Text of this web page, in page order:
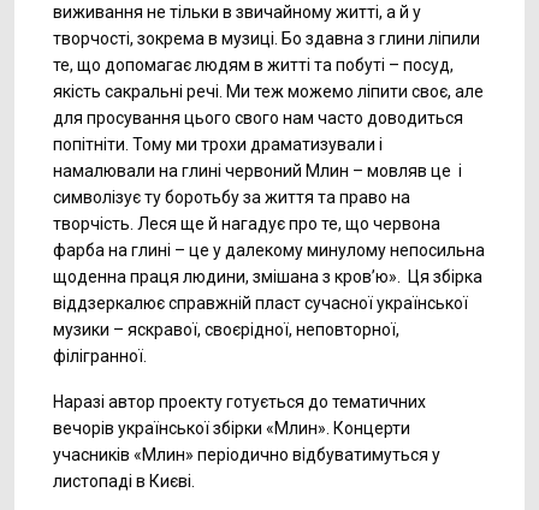
виживання не тільки в звичайному житті, а й у
творчості, зокрема в музиці. Бо здавна з глини ліпили
те, що допомагає людям в житті та побуті – посуд,
якість сакральні речі. Ми теж можемо ліпити своє, але
для просування цього свого нам часто доводиться
попітніти. Тому ми трохи драматизували і
намалювали на глині червоний Млин – мовляв це і
символізує ту боротьбу за життя та право на
творчість. Леся ще й нагадує про те, що червона
фарба на глині – це у далекому минулому непосильна
щоденна праця людини, змішана з кров’ю». Ця збірка
віддзеркалює справжній пласт сучасної української
музики – яскравої, своєрідної, неповторної,
філігранної.
Наразі автор проекту готується до тематичних
вечорів української збірки «Млин». Концерти
учасників «Млин» періодично відбуватимуться у
листопаді в Києві.